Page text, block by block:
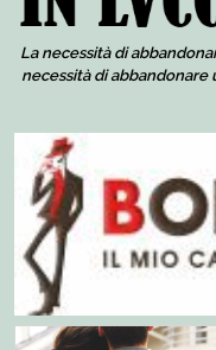
La necessità di
necessità di abbandonare